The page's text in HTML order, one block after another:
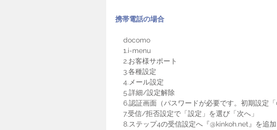
携帯電話の場合
    docomo
    1.i-menu
    2.お客様サポート
    3.各種設定
    4.メール設定
    5.詳細/設定解除
6.認証画面（パスワードが必要です。初期設定
    7.受信/拒否設定で「設定」を選び「次へ」
8.ステップ4の受信設定へ『@kinkoh.net』を追